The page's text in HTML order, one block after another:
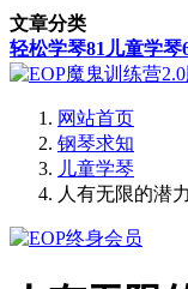
文章分类
轻松学琴81 儿童学琴
网站首页
钢琴求知
儿童学琴
人有无限的潜